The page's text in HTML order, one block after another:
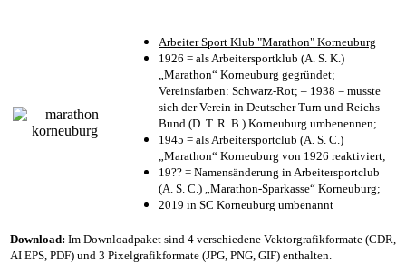
Arbeiter Sport Klub "Marathon" Korneuburg
1926 = als Arbeitersportklub (A. S. K.)
„Marathon“ Korneuburg gegründet;
Vereinsfarben: Schwarz-Rot; – 1938 = musste
sich der Verein in Deutscher Turn und Reichs
Bund (D. T. R. B.) Korneuburg umbenennen;
1945 = als Arbeitersportclub (A. S. C.)
„Marathon“ Korneuburg von 1926 reaktiviert;
19?? = Namensänderung in Arbeitersportclub
(A. S. C.) „Marathon-Sparkasse“ Korneuburg;
2019 in SC Korneuburg umbenannt
Download: Im Downloadpaket sind 4 verschiedene Vektorgrafikformate (CDR,
AI EPS, PDF) und 3 Pixelgrafikformate (JPG, PNG, GIF) enthalten.